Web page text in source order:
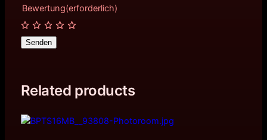
Bewertung(erforderlich)
Senden
Related products